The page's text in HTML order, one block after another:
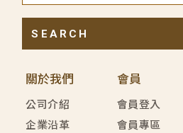
關於我們
公司介紹
企業沿革
會員
會員登入
會員專區
SEARCH